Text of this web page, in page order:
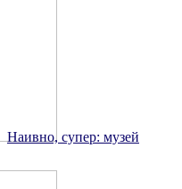
Наивно, супер: музей